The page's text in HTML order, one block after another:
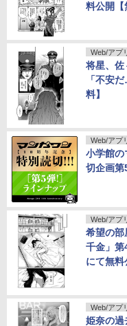
料公開【
Web/アプ
将星、佐
「不安
料】
Web/アプ
小学館の
切企画第
Web/アプ
希望の
千金」第
にて無料
Web/アプ
姫奈の